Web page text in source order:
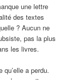
une lettre
des textes
? Aucun ne
pas la plus
les livres.
a perdu.